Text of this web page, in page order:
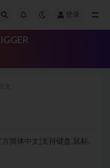
登录
简体中文|支持键盘.鼠标.